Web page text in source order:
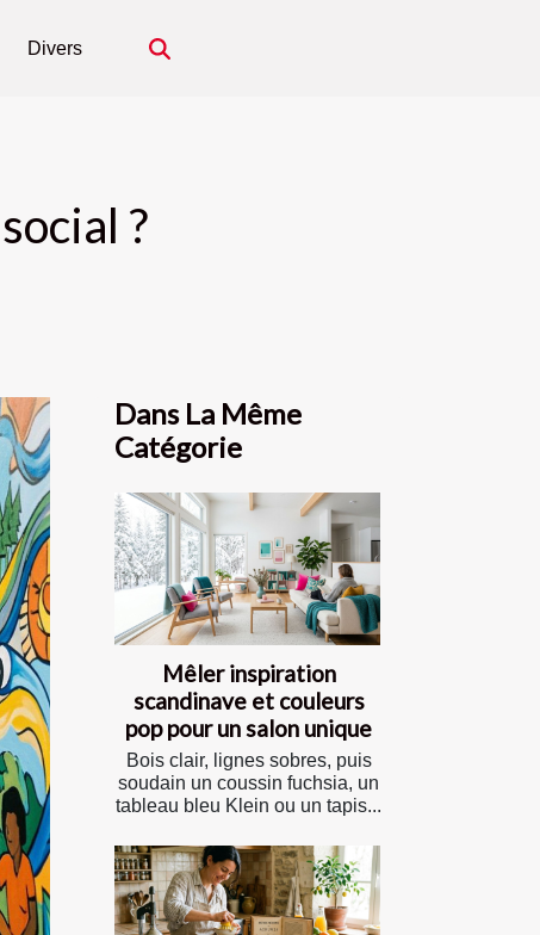
Divers
?
Dans La Même
Catégorie
Mêler inspiration
scandinave et couleurs
pop pour un salon unique
Bois clair, lignes sobres, puis
soudain un coussin fuchsia, un
tableau bleu Klein ou un tapis...